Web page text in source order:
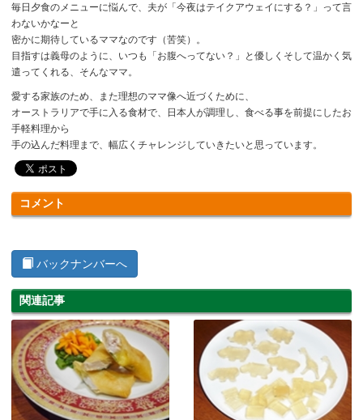
毎日夕食のメニューに悩んで、夫が「今夜はテイクアウェイにする？」って言
わないかなーと
密かに期待しているママなのです（苦笑）。
目指すは義母のように、いつも「お腹へってない？」と優しくそして温かく気
遣ってくれる、そんなママ。
愛する家族のため、また理想のママ像へ近づくために、
オーストラリアで手に入る食材で、日本人が調理し、食べる事を前提にしたお
手軽料理から
手の込んだ料理まで、幅広くチャレンジしていきたいと思っています。
コメント
バックナンバーへ
関連記事